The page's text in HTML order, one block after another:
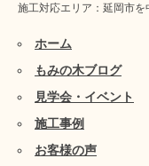
施工対応エリア：延岡市
ホーム
もみの木ブログ
見学会・イベント
施工事例
お客様の声